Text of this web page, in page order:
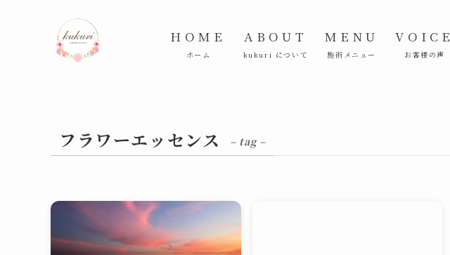
HOME
ホーム
ABOUT
kukuri について
MENU
施術メニュー
VOICE
お客様の声
フラワーエッセンス – tag –